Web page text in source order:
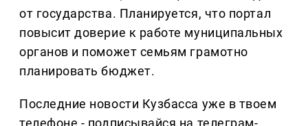
от государства. Планируется, что портал
повысит доверие к работе муниципальных
органов и поможет семьям грамотно
планировать бюджет.
Последние новости Кузбасса уже в твоем
телефоне - подписывайся на телеграм-